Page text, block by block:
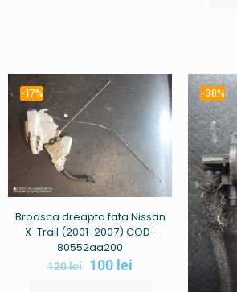
-17%
Broasca dreapta fata Nissan
X-Trail (2001-2007) COD-
80552aa200
120lei 100 lei
-38%